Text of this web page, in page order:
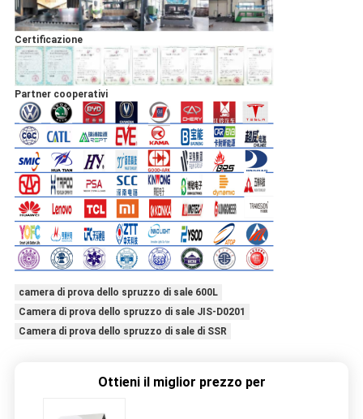
Certificazione
Partner cooperativi
camera di prova dello spruzzo di sale 600L
Camera di prova dello spruzzo di sale JIS-D0201
Camera di prova dello spruzzo di sale di SSR
Ottieni il miglior prezzo per